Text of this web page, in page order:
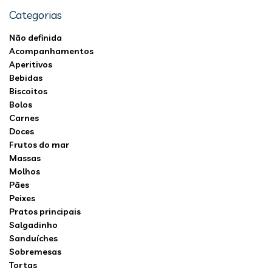
Categorias
Não definida
Acompanhamentos
Aperitivos
Bebidas
Biscoitos
Bolos
Carnes
Doces
Frutos do mar
Massas
Molhos
Pães
Peixes
Pratos principais
Salgadinho
Sanduíches
Sobremesas
Tortas